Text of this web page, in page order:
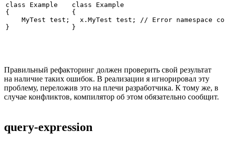
class Example
{
    MyTest test;
}
class Example
{
x.MyTest test; // Error namespace
}
Правильный рефакторинг должен проверить свой результат
на наличие таких ошибок. В реализации я игнорировал эту
проблему, переложив это на плечи разработчика. К тому же, в
случае конфликтов, компилятор об этом обязательно сообщит.
query-expression